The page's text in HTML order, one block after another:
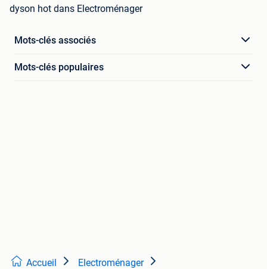
dyson hot dans Electroménager
Mots-clés associés
Mots-clés populaires
Accueil Electroménager